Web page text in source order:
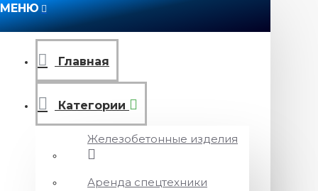
МЕНЮ
Главная
Категории
Железобетонные изделия
Аренда спецтехники